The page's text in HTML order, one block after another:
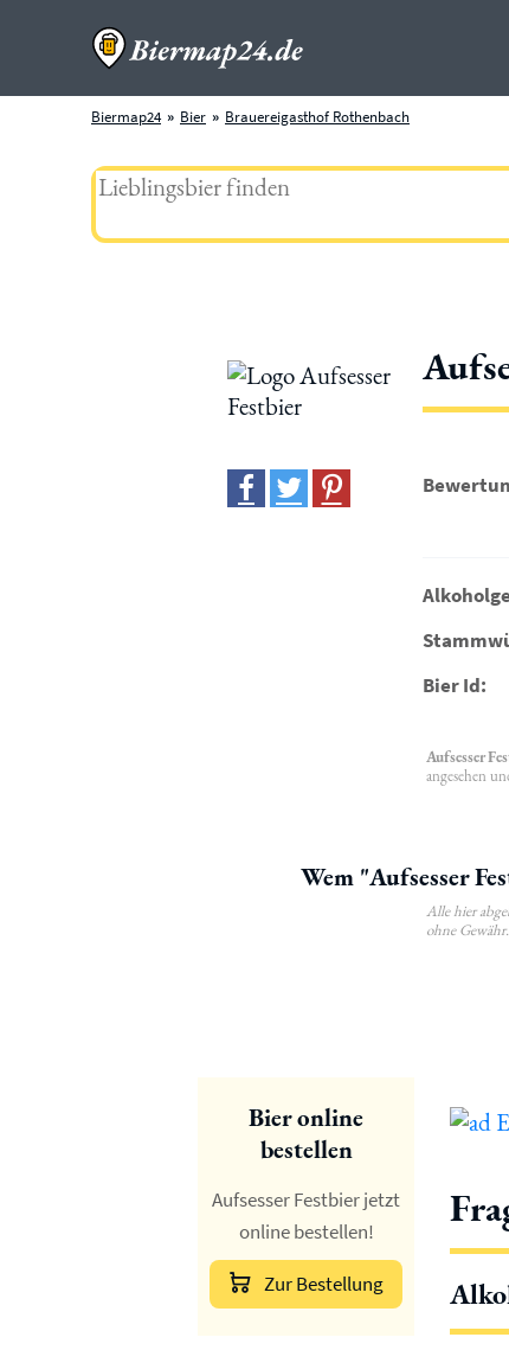
Biermap24 Bier Brauereigasthof Rothenbach
Bier Id:
Aufsesser
angesehen
Wem "Aufsesser
Alle hier
ohne Gewähr.
Bier online
bestellen
Aufsesser Festbier jetzt
online bestellen!
Zur Bestellung